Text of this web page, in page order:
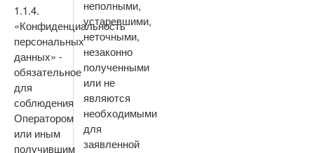
1.1.4.
«Конфиденциальность
персональных
данных» -
обязательное
для
соблюдения
Оператором
или иным
получившим
неполными,
устаревшими,
неточными,
незаконно
полученными
или не
являются
необходимыми
для
заявленной